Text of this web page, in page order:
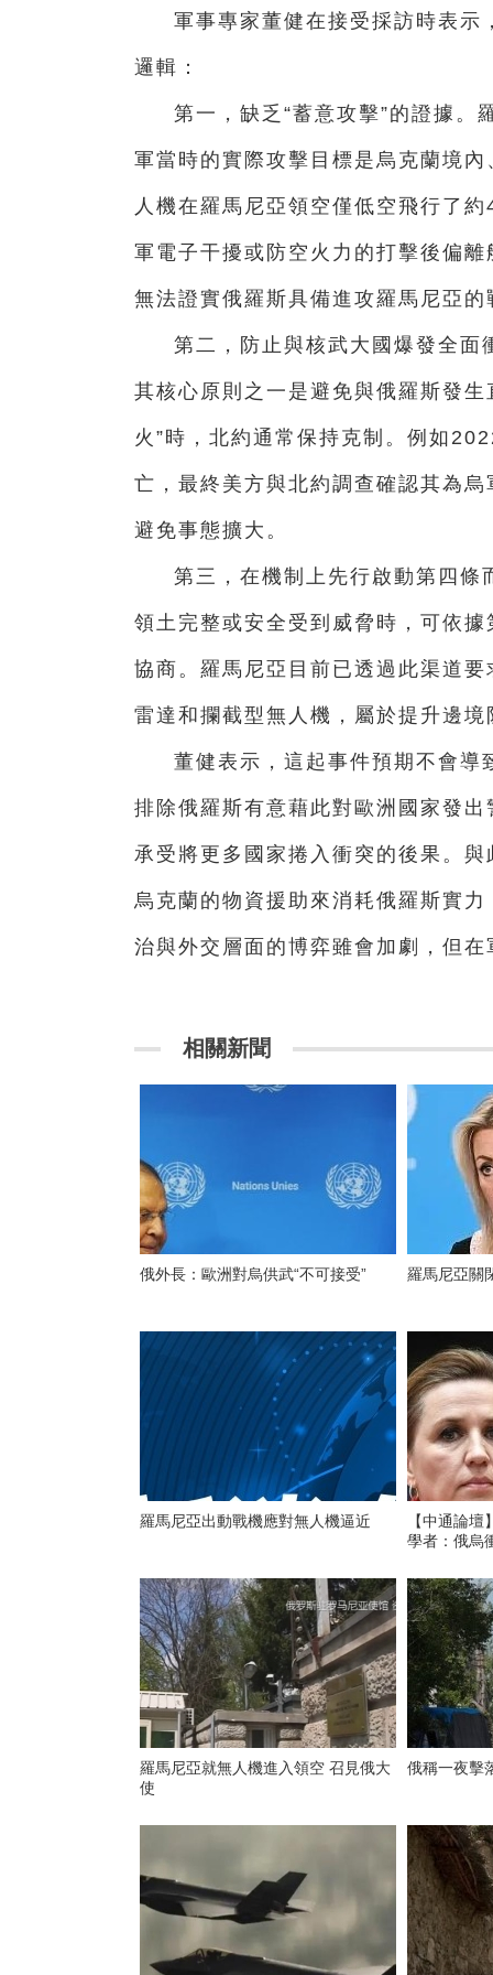
軍事專家董健在接受採訪時表示
邏輯：
第一，缺乏“蓄意攻擊”的證據。
軍當時的實際攻擊目標是烏克蘭境
人機在羅馬尼亞領空僅低空飛行了
軍電子干擾或防空火力的打擊後偏
無法證實俄羅斯具備進攻羅馬尼亞
第二，防止與核武大國爆發全面
其核心原則之一是避免與俄羅斯發
火”時，北約通常保持克制。例如
亡，最終美方與北約調查確認其為
避免事態擴大。
第三，在機制上先行啟動第四條
領土完整或安全受到威脅時，可依
協商。羅馬尼亞目前已透過此渠道
雷達和攔截型無人機，屬於提升邊
董健表示，這起事件預期不會導
排除俄羅斯有意藉此對歐洲國家發
承受將更多國家捲入衝突的後果。
烏克蘭的物資援助來消耗俄羅斯實
治與外交層面的博弈雖會加劇，
相關新聞
俄外長：歐洲對烏供武“不可接受” 羅馬尼亞關
羅馬尼亞出動戰機應對無人機逼近
【中通論
學者：俄烏
羅馬尼亞就無人機進入領空 召見俄大
使
俄稱一夜擊